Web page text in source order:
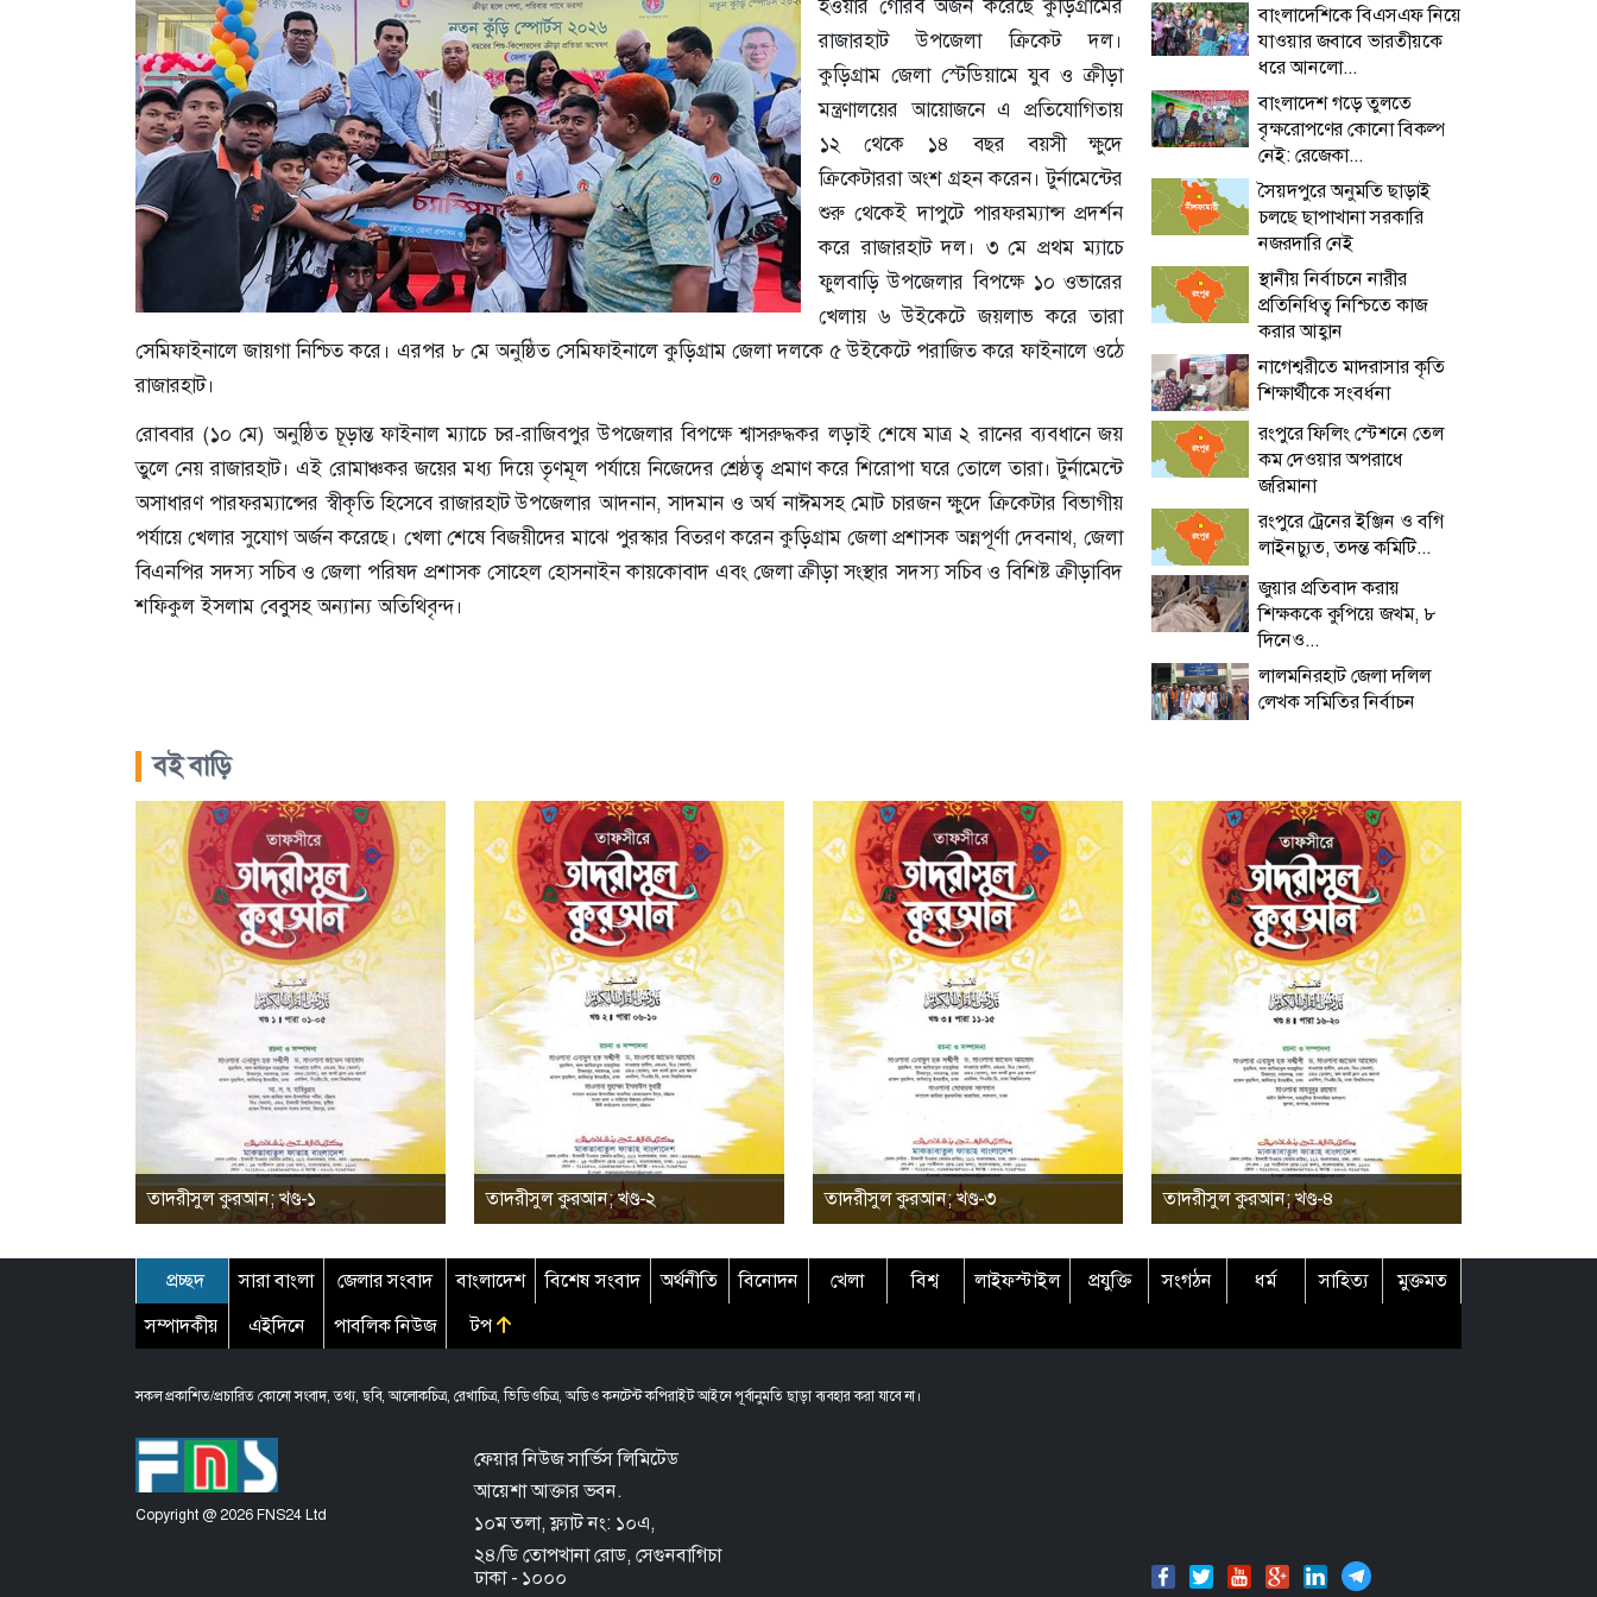
হওয়ার গৌরব অর্জন করেছে কুড়িগ্রামের
রাজারহাট উপজেলা ক্রিকেট দল।
কুড়িগ্রাম জেলা স্টেডিয়ামে যুব ও ক্রীড়া
মন্ত্রণালয়ের আয়োজনে এ প্রতিযোগিতায়
১২ থেকে ১৪ বছর বয়সী ক্ষুদে
ক্রিকেটাররা অংশ গ্রহন করেন। টুর্নামেন্টের
শুরু থেকেই দাপুটে পারফরম্যান্স প্রদর্শন
করে রাজারহাট দল। ৩ মে প্রথম ম্যাচে
ফুলবাড়ি উপজেলার বিপক্ষে ১০ ওভারের
খেলায় ৬ উইকেটে জয়লাভ করে তারা
সেমিফাইনালে জায়গা নিশ্চিত করে। এরপর ৮ মে অনুষ্ঠিত সেমিফাইনালে কুড়িগ্রাম জেলা দলকে ৫ উইকেটে পরাজিত করে ফাইনালে ওঠে
রাজারহাট।
রোববার (১০ মে) অনুষ্ঠিত চূড়ান্ত ফাইনাল ম্যাচে চর-রাজিবপুর উপজেলার বিপক্ষে শ্বাসরুদ্ধকর লড়াই শেষে মাত্র ২ রানের ব্যবধানে জয়
তুলে নেয় রাজারহাট। এই রোমাঞ্চকর জয়ের মধ্য দিয়ে তৃণমূল পর্যায়ে নিজেদের শ্রেষ্ঠত্ব প্রমাণ করে শিরোপা ঘরে তোলে তারা। টুর্নামেন্টে
অসাধারণ পারফরম্যান্সের স্বীকৃতি হিসেবে রাজারহাট উপজেলার আদনান, সাদমান ও অর্ঘ নাঈমসহ মোট চারজন ক্ষুদে ক্রিকেটার বিভাগীয়
পর্যায়ে খেলার সুযোগ অর্জন করেছে। খেলা শেষে বিজয়ীদের মাঝে পুরস্কার বিতরণ করেন কুড়িগ্রাম জেলা প্রশাসক অন্নপূর্ণা দেবনাথ, জেলা
বিএনপির সদস্য সচিব ও জেলা পরিষদ প্রশাসক সোহেল হোসনাইন কায়কোবাদ এবং জেলা ক্রীড়া সংস্থার সদস্য সচিব ও বিশিষ্ট ক্রীড়াবিদ
শফিকুল ইসলাম বেবুসহ অন্যান্য অতিথিবৃন্দ।
বাংলাদেশিকে বিএসএফ নিয়ে
যাওয়ার জবাবে ভারতীয়কে
ধরে আনলো...
বাংলাদেশ গড়ে তুলতে
বৃক্ষরোপণের কোনো বিকল্প
নেই: রেজেকা...
সৈয়দপুরে অনুমতি ছাড়াই
চলছে ছাপাখানা সরকারি
নজরদারি নেই
স্থানীয় নির্বাচনে নারীর
প্রতিনিধিত্ব নিশ্চিতে কাজ
করার আহ্বান
নাগেশ্বরীতে মাদরাসার কৃতি
শিক্ষার্থীকে সংবর্ধনা
রংপুরে ফিলিং স্টেশনে তেল
কম দেওয়ার অপরাধে
জরিমানা
রংপুরে ট্রেনের ইঞ্জিন ও বগি
লাইনচ্যুত, তদন্ত কমিটি...
জুয়ার প্রতিবাদ করায়
শিক্ষককে কুপিয়ে জখম, ৮
দিনেও...
লালমনিরহাট জেলা দলিল
লেখক সমিতির নির্বাচন
বই বাড়ি
তাদরীসুল কুরআন; খণ্ড-১ তাদরীসুল কুরআন; খণ্ড-২ তাদরীসুল কুরআন; খণ্ড-৩ তাদরীসুল কুরআন; খণ্ড-৪
প্রচ্ছদ সারা বাংলা জেলার সংবাদ বাংলাদেশ বিশেষ সংবাদ অর্থনীতি বিনোদন খেলা বিশ্ব লাইফস্টাইল প্রযুক্তি সংগঠন ধর্ম সাহিত্য
মুক্তমত
সম্পাদকীয়
এইদিনে পাবলিক নিউজ টপ
সকল প্রকাশিত/প্রচারিত কোনো সংবাদ, তথ্য, ছবি, আলোকচিত্র, রেখাচিত্র, ভিডিওচিত্র, অডিও কনটেন্ট কপিরাইট আইনে পূর্বানুমতি ছাড়া ব্যবহার করা যাবে না।
Copyright @ 2026 FNS24 Ltd
ফেয়ার নিউজ সার্ভিস লিমিটেড
আয়েশা আক্তার ভবন.
১০ম তলা, ফ্ল্যাট নং: ১০এ,
২৪/ডি তোপখানা রোড, সেগুনবাগিচা
ঢাকা - ১০০০